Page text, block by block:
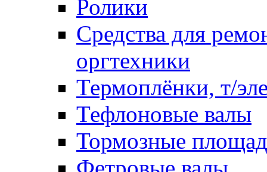
Ролики
Средства для
оргтехники
Термоплёнки, т/
Тефлоновые валы
Тормозные